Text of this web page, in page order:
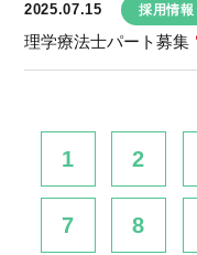
2025.07.15 採用情報
理学療法士パート募集
1 2
7 8